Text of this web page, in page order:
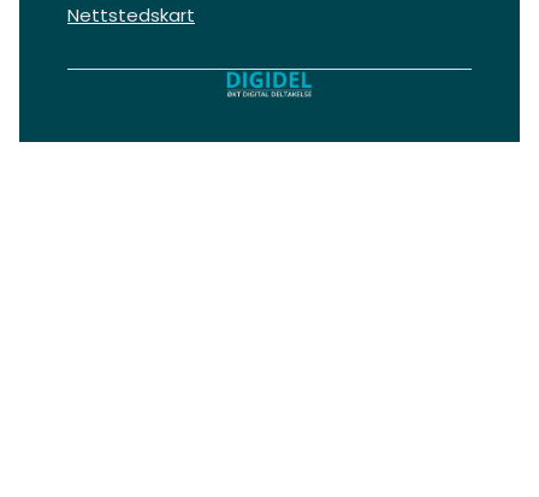
Nettstedskart